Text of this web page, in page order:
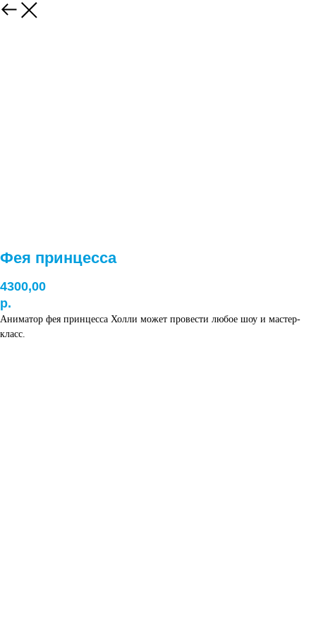
Фея принцесса
4300,00
р.
Аниматор фея принцесса Холли может провести любое шоу и мастер-
класс.